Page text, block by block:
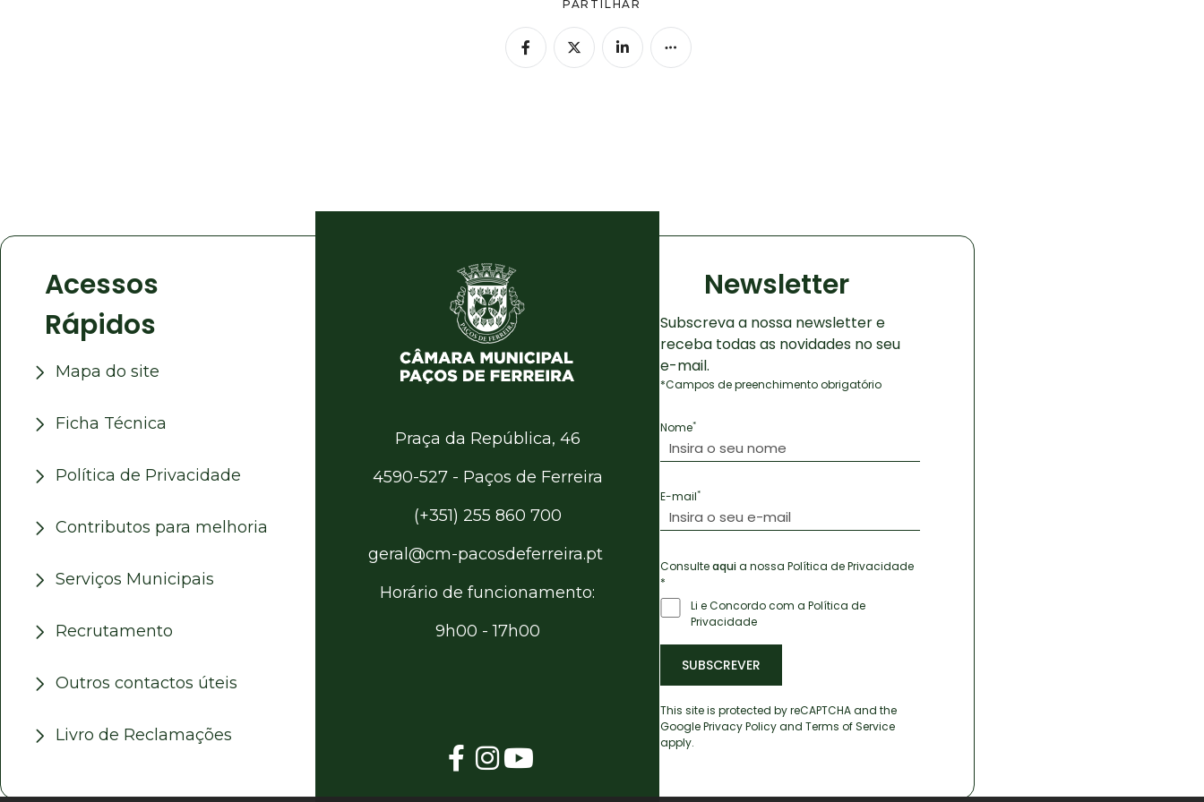
PARTILHAR
Acessos
Rápidos
Mapa do site
Ficha Técnica
Política de Privacidade
Contributos para melhoria
Serviços Municipais
Recrutamento
Outros contactos úteis
Livro de Reclamações
Newsletter
Subscreva a nossa newsletter e
receba todas as novidades no seu
e-mail.
*Campos de preenchimento obrigatório
Nome*
E-mail*
Consulteaquia nossa Política de Privacidade
*
Li e Concordo com a Política de
Privacidade
SUBSCREVER
This site is protected by reCAPTCHA and the
GooglePrivacy Policyand Terms of Service
apply.
Praça da República, 46
4590-527 - Paços de Ferreira
(+351) 255 860 700
geral@cm-pacosdeferreira.pt
Horário de funcionamento:
9h00 - 17h00